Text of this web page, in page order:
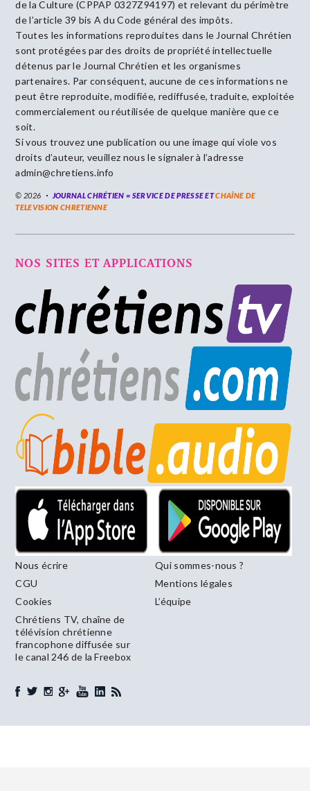
de la Culture (CPPAP 0327Z94197) et relevant du périmètre
de l’article 39 bis A du Code général des impôts.
Toutes les informations reproduites dans le Journal Chrétien
sont protégées par des droits de propriété intellectuelle
détenus par le Journal Chrétien et les organismes
partenaires. Par conséquent, aucune de ces informations ne
peut être reproduite, modifiée, rediffusée, traduite, exploitée
commercialement ou réutilisée de quelque manière que ce
soit.
Si vous trouvez une publication ou une image qui viole vos
droits d’auteur, veuillez nous le signaler à l’adresse
admin@chretiens.info
© 2026 JOURNAL CHRÉTIEN = SERVICE DE PRESSE ETCHAÎNE DE
TELEVISION CHRETIENNE
NOS SITES ET APPLICATIONS
Nous écrire
Qui sommes-nous ?
CGU
Mentions légales
Cookies
L’équipe
Chrétiens TV, chaîne de
télévision chrétienne
francophone diffusée sur
le canal 246 de la Freebox